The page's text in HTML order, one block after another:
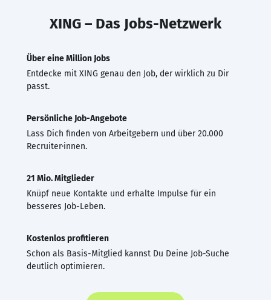
XING – Das Jobs-Netzwerk
Über eine Million Jobs
Entdecke mit XING genau den Job, der wirklich zu Dir
passt.
Persönliche Job-Angebote
Lass Dich finden von Arbeitgebern und über 20.000
Recruiter·innen.
21 Mio. Mitglieder
Knüpf neue Kontakte und erhalte Impulse für ein
besseres Job-Leben.
Kostenlos profitieren
Schon als Basis-Mitglied kannst Du Deine Job-Suche
deutlich optimieren.